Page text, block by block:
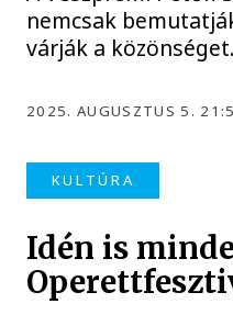
nemcsak
várják a közönséget.
2025. AUGUSZTUS 5.
KULTÚRA
Idén is